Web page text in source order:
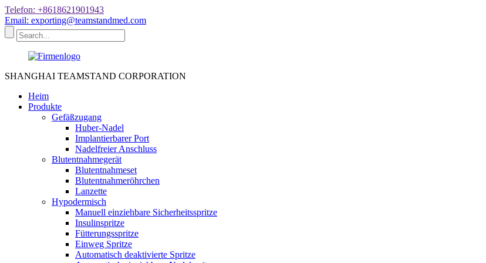
Telefon: +8618621901943
Email: exporting@teamstandmed.com
SHANGHAI TEAMSTAND CORPORATION
Heim
Produkte
Gefäßzugang
Huber-Nadel
Implantierbarer Port
Nadelfreier Anschluss
Blutentnahmegerät
Blutentnahmeset
Blutentnahmeröhrchen
Lanzette
Hypodermisch
Manuell einziehbare Sicherheitsspritze
Insulinspritze
Fütterungsspritze
Einweg Spritze
Automatisch deaktivierte Spritze